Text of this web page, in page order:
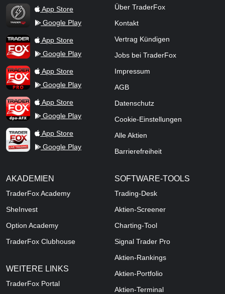
TraderFox Flash
App Store
Google Play
TraderFox AppApp Store
Google Play
TraderFox ProApp Store
Google Play
TraderFox dpa-AFX ProFeed
App Store
Google Play
TraderFox Live Trading
App Store
Google Play
Über TraderFox
Kontakt
Vertrag Kündigen
Jobs bei TraderFox
Impressum
AGB
Datenschutz
Cookie-Einstellungen
Alle Aktien
Barrierefreiheit
AKADEMIEN
TraderFox Academy
SheInvest
Option Academy
TraderFox Clubhouse
WEITERE LINKS
TraderFox Portal
SOFTWARE-TOOLS
Trading-Desk
Aktien-Screener
Charting-Tool
Signal Trader Pro
Aktien-Rankings
Aktien-Portfolio
Aktien-Terminal